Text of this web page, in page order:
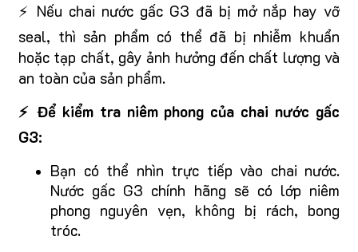
⚡ Nếu chai nước gấc G3 đã bị mở nắp hay vỡ
seal, thì sản phẩm có thể đã bị nhiễm khuẩn
hoặc tạp chất, gây ảnh hưởng đến chất lượng và
an toàn của sản phẩm.
⚡ Để kiểm tra niêm phong của chai nước gấc
G3:
Bạn có thể nhìn trực tiếp vào chai nước.
Nước gấc G3 chính hãng sẽ có lớp niêm
phong nguyên vẹn, không bị rách, bong
tróc.